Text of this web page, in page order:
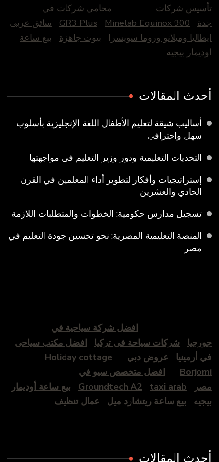
تأسيس شركات
محامي شركات في
جدة
GR3 Plus Minelab Equinox 900
سائق عربى
ايطاليا وميلانو وروما سويسرا
بيوت جاهزة
بيع ساعة
اوديمار بيجيه
أحدث المقالات
أساليب شيقة لتعليم الأطفال اللغة الإنجليزية بأسلوب
سهل واحترافي
التحديات التعليمية ودور وزير التعليم في مواجهتها
إستراتيجيات وأفكار لتطوير أداء المعلمين في القرن
الحادي والعشرين
تسجيل مدارس حكومية: الخطوات والمتطلبات اللازمة
المنصة التعليمية المصرية: نحو تحسين جودة التعليم في
مصر
افضل شركة سياحية في
جورجيا
شركات سياحة في تركيا
افضل مكتب سياحي
في أرمينيا
عروض دبي
Holiday cottage
Borjomi
افضل متخصص سيو في
مصر
Groundtech A2 taxi arab
بيع ساعة أوديمار
بيجيه
بيع ساعة ريتشارد ميل عمال تنظيف
أحدث المقالات